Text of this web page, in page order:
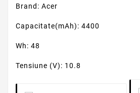
Brand: Acer
Capacitate(mAh): 4400
Wh: 48
Tensiune (V): 10.8